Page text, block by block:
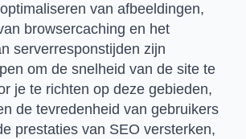
van afbeeldingen,
browsercaching en het
serverresponstijden zijn
om de snelheid van de site te
je te richten op deze gebieden,
de tevredenheid van gebruikers
prestaties van SEO versterken,